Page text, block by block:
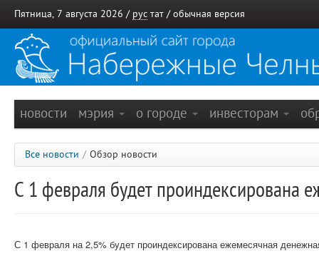
Пятница, 7 августа 2026 / рус тат / обычная версия
новости мэрия о городе инвесторам
Все новости / Обзор новости
С 1 февраля будет проиндексирована
С 1 февраля на 2,5% будет проиндексирована ежемесячная